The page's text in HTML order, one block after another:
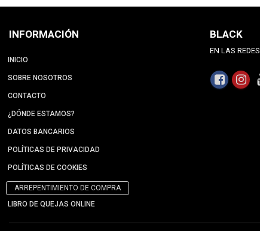
INFORMACIÓN
INICIO
SOBRE NOSOTROS
CONTACTO
¿DÓNDE ESTAMOS?
DATOS BANCARIOS
POLÍTICAS DE PRIVACIDAD
POLÍTICAS DE COOKIES
ARREPENTIMIENTO DE COMPRA
LIBRO DE QUEJAS ONLINE
BLACK
EN LAS REDES